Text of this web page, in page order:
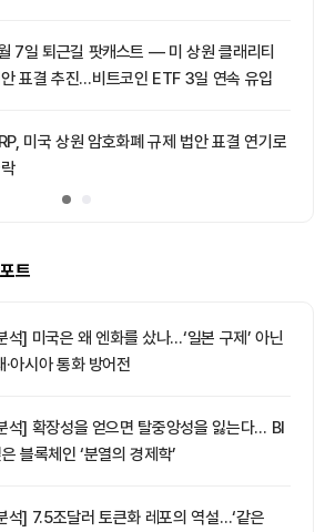
7일 퇴근길 팟캐스트 — 미 상원 클래리티
표결 추진…비트코인 ETF 3일 연속 유입
미국 상원 암호화폐 규제 법안 표결 연기로
트
석] 미국은 왜 엔화를 샀나…‘일본 구제’ 아닌
·아시아 통화 방어전
석] 확장성을 얻으면 탈중앙성을 잃는다… BI
블록체인 ‘분열의 경제학’
석] 7.5조달러 토큰화 레포의 역설…‘같은